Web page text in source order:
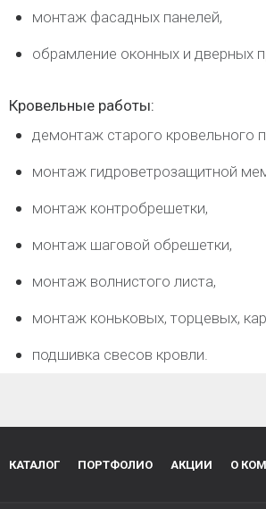
монтаж фасадных панелей,
обрамление оконных и дверных
Кровельные работы:
демонтаж старого кровельного
монтаж гидроветрозащитной
монтаж контробрешетки,
монтаж шаговой обрешетки,
монтаж волнистого листа,
монтаж коньковых, торцевых,
подшивка свесов кровли.
КАТАЛОГ ПОРТФОЛИО АКЦИИ О